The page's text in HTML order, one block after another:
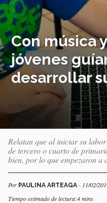
Con música
jóvenes
desarrollar
Relatan que al iniciar su
de tercero o cuarto de
bien, por lo que empezaron a
Por PAULINA ARTEAGA - 11/02/
Tiempo estimado de lectura:4 mins